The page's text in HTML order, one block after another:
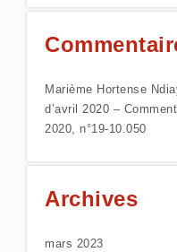
Marième Hortense
d’avril 2020 –
2020, n°19-10.050
Archives
mars 2023